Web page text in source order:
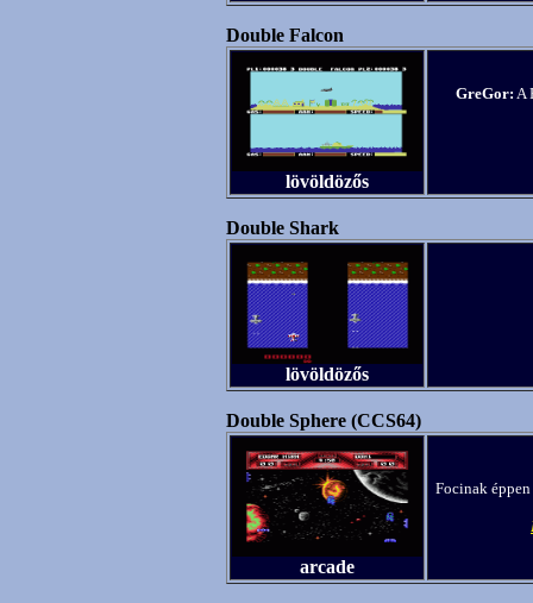
Double Falcon
lövöldözős
GreGor: A
Double Shark
lövöldözős
Double Sphere (CCS64)
arcade
Focinak